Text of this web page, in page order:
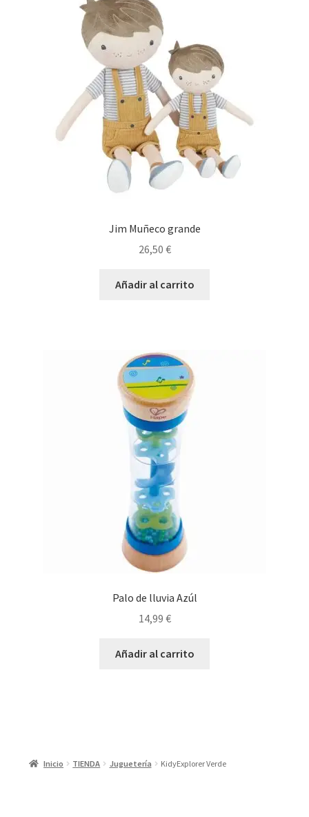
Jim Muñeco grande
26,50 €
Añadir al carrito
Palo de lluvia Azúl
14,99 €
Añadir al carrito
Inicio TIENDA Juguetería KidyExplorer Verde